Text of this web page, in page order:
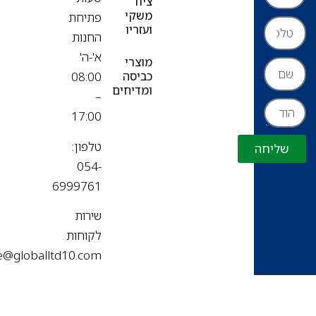
שליחה
משקי
מוצרי
כביסה
ומדיחים
פתיחת
החנות
א'-ה'
08:00
–
17:00
טלפון:
6999761
לקוחות
office@globalltd10.com